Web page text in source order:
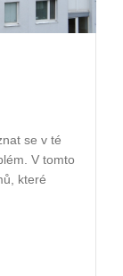
se v té
V tomto
které